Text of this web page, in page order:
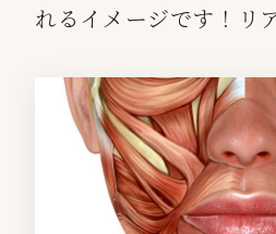
れるイメージです！リ